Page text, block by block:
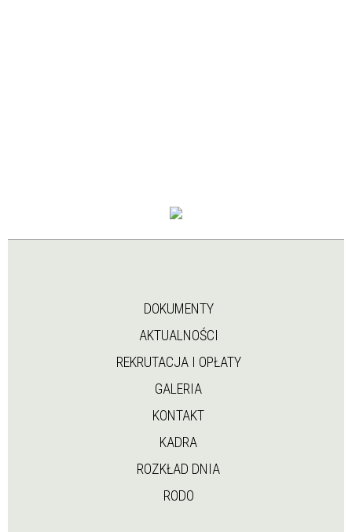
DOKUMENTY
AKTUALNOŚCI
REKRUTACJA I OPŁATY
GALERIA
KONTAKT
KADRA
ROZKŁAD DNIA
RODO